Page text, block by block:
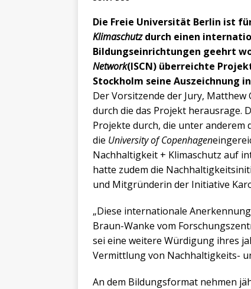
Die Freie Universität Berlin ist
Klimaschutzdurch einen
Bildungseinrichtungen geehrt
Network(ISCN) überreichte
Stockholm seine Auszeichnung
Der Vorsitzende der Jury,
durch die das Projekt herausrage.
Projekte durch, die unter anderem
die University of Copenhagen
Nachhaltigkeit + Klimaschutz auf
hatte zudem die
und Mitgründerin der Initiative
„Diese internationale
Braun-Wanke vom
sei eine weitere Würdigung ihres
Vermittlung von Nachhaltigkeits-
An dem Bildungsformat nehmen